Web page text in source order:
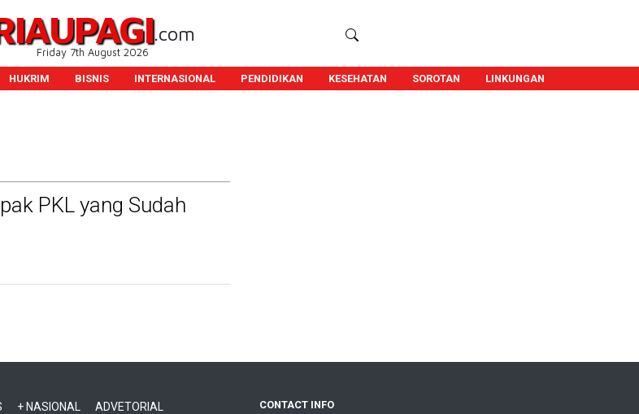
.com
Friday 7th August 2026
HUKRIM BISNIS INTERNASIONAL PENDIDIKAN KESEHATAN SOROTAN LINKUNGAN
PKL yang Sudah
+ NASIONAL
ADVETORIAL
CONTACT INFO